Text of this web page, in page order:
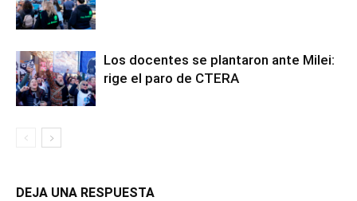
Los docentes se plantaron ante Milei:
rige el paro de CTERA
DEJA UNA RESPUESTA